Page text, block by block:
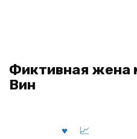
Фиктивная жена
Вин